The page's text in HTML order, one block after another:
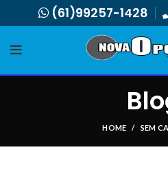
(61)99257-1428
HOME SEM